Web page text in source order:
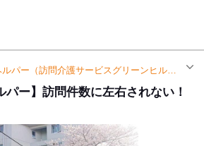
訪問介護・看護/ホームヘルパー（訪問介護サービスグリーンヒル淳風）| アルバイト・パート求人（寝屋川公園駅）
パー】訪問件数に左右されない！